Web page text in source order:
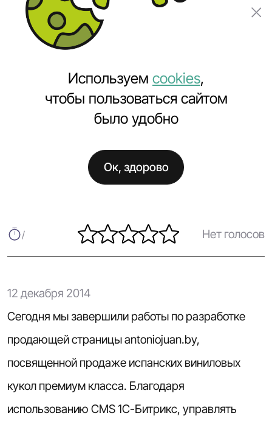
Нет голосов
12 декабря 2014
Сегодня мы завершили работы по разработке
продающей страницы antoniojuan.by,
посвященной продаже испанских виниловых
кукол премиум класса. Благодаря
использованию CMS 1C-Битрикс, управлять
Используем cookies,
чтобы пользоваться сайтом
было удобно
Ок, здорово